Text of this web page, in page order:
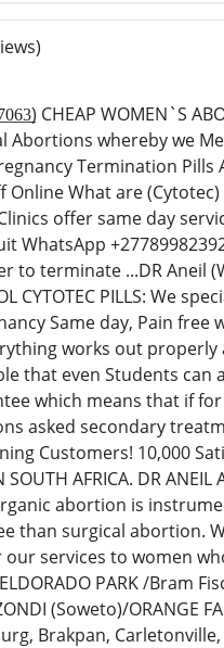
CHEAP WOMEN`S
Abortions whereby we
Termination Pills
Online What are
offer same day
WhatsApp
to terminate ...DR Aneil
CYTOTEC PILLS: We
Same day, Pain
works out
that even Students can
which means that if
asked secondary
Customers! 10,000
SOUTH AFRICA. DR
abortion is
than surgical abortion.
services to women
ELDORADO PARK /Bram
(Soweto)/ORANGE
Brakpan,